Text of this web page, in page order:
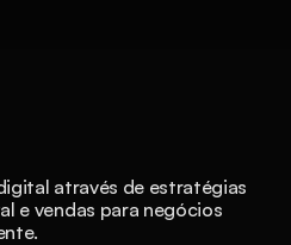
através de estratégias
e vendas para negócios